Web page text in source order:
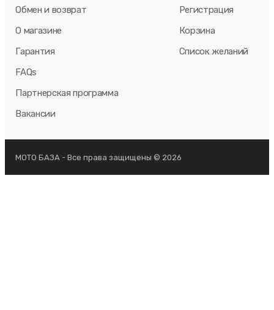
Обмен и возврат
О магазине
Гарантия
FAQs
Партнерская программа
Вакансии
Регистрация
Корзина
Список желаний
МОТО БАЗА - Все права защищены © 2026